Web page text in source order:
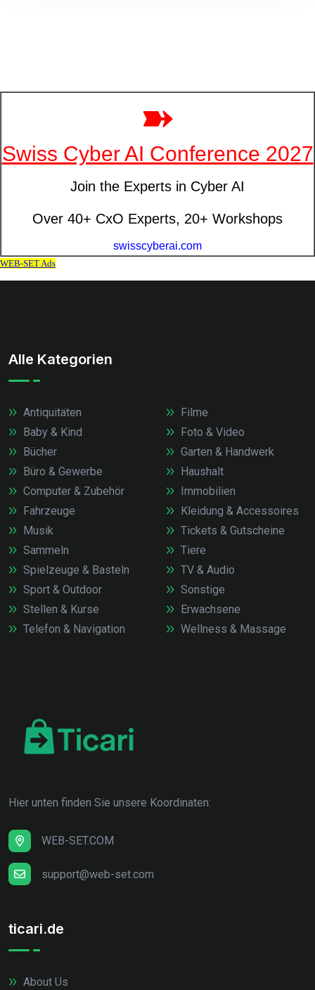
Alle Kategorien
Antiquitäten
Baby & Kind
Bücher
Büro & Gewerbe
Computer & Zubehör
Fahrzeuge
Filme
Foto & Video
Garten & Handwerk
Haushalt
Immobilien
Kleidung & Accessoires
Musik
Sammeln
Spielzeuge & Basteln
Sport & Outdoor
Stellen & Kurse
Telefon & Navigation
Tickets & Gutscheine
Tiere
TV & Audio
Sonstige
Erwachsene
Wellness & Massage
Hier unten finden Sie unsere Koordinaten:
WEB-SET.COM
support@web-set.com
ticari.de
About Us